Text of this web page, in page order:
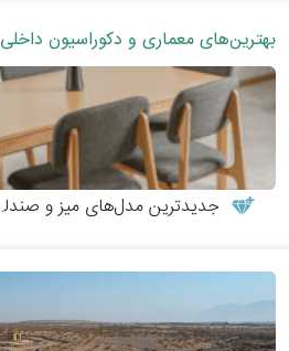
بهترین‌های معماری و دکوراسیون داخلی
جدیدترین مدل‌های میز و صندلی چوبی مدرن